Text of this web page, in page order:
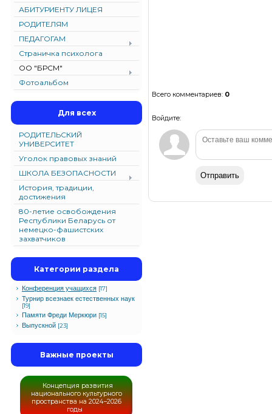
АБИТУРИЕНТУ ЛИЦЕЯ
РОДИТЕЛЯМ
ПЕДАГОГАМ
Страничка психолога
ОО "БРСМ"
Фотоальбом
Для всех
РОДИТЕЛЬСКИЙ
УНИВЕРСИТЕТ
Уголок правовых знаний
ШКОЛА БЕЗОПАСНОСТИ
История, традиции,
достижения
80-летие освобождения
Республики Беларусь от
немецко-фашистских
захватчиков
Категории раздела
Конференция учащихся [17]
Турнир всезнаек естественных наук
[19]
Памяти Фреди Меркюри [15]
Выпускной [23]
Важные проекты
Концепция развития
национального культурного
пространства на 2024–2026
годы
Всего комментариев: 0
Войдите:
Отправить